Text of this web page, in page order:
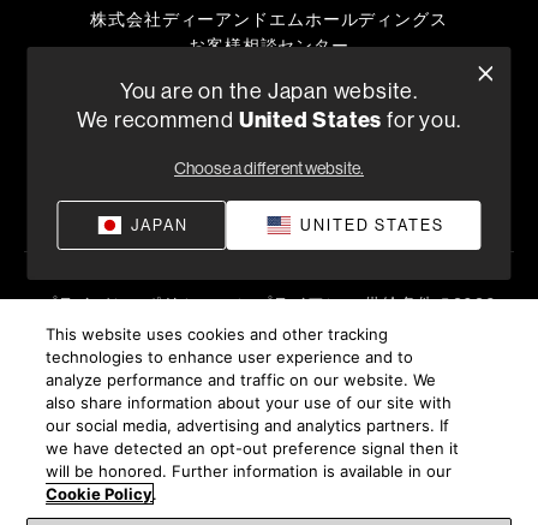
株式会社ディーアンドエムホールディングス
お客様相談センター
または
050-3388-6801
販売店を探す
プライバシーポリシーコンプライアンス供給条件©2026
Harman International Industries, Incorporated 無断転載を禁
じます。
You are on the Japan website.
We recommend United States for you.
Choose a different website.
JAPAN UNITED STATES
This website uses cookies and other tracking
technologies to enhance user experience and to
analyze performance and traffic on our website. We
also share information about your use of our site with
our social media, advertising and analytics partners. If
we have detected an opt-out preference signal then it
will be honored. Further information is available in our
Cookie Policy.